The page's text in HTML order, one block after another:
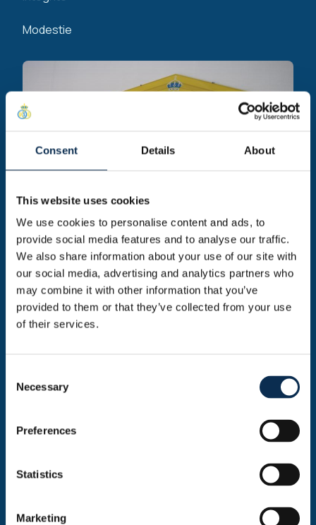
Consent Details About
This website uses cookies
We use cookies to personalise content and ads, to
provide social media features and to analyse our traffic.
We also share information about your use of our site with
our social media, advertising and analytics partners who
may combine it with other information that you’ve
provided to them or that they’ve collected from your use
of their services.
Selection
Necessary
Preferences
Statistics
Marketing
Modestie